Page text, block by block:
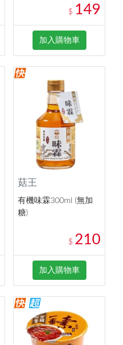
$ 149
加入購物車
菇王
有機味霖300ml (無加
糖)
$ 210
加入購物車